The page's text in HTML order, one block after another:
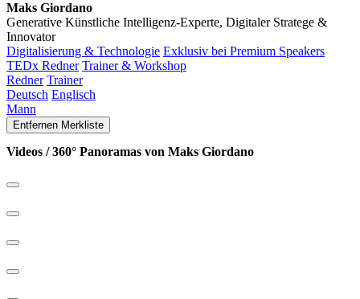
Maks Giordano
Generative Künstliche Intelligenz-Experte, Digitaler Stratege &
Innovator
Digitalisierung & Technologie Exklusiv bei Premium Speakers
TEDx Redner Trainer & Workshop
Redner Trainer
Deutsch Englisch
Mann
Entfernen Merkliste
Videos / 360° Panoramas von Maks Giordano